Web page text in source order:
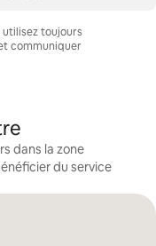
toujours
communiquer
dans la zone
du service